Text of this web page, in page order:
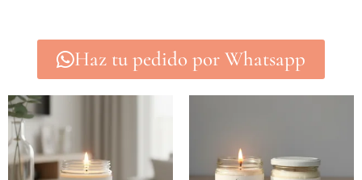
Haz tu pedido por Whatsapp